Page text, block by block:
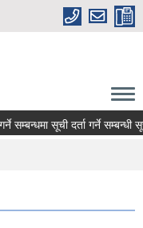
सूची दर्ता गर्ने सम्बन्धी